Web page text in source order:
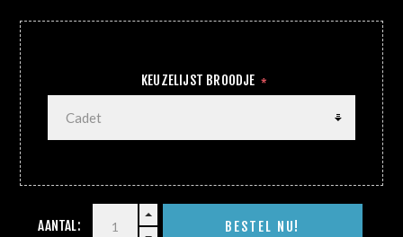
KEUZELIJST BROODJE *
AANTAL: